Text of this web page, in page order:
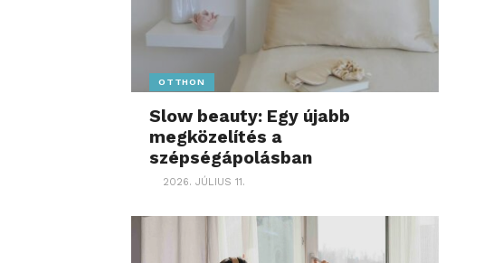
OTTHON
Slow beauty: Egy újabb
megközelítés a
szépségápolásban
2026. JÚLIUS 11.